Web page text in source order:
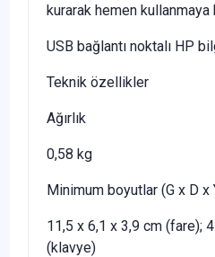
kurarak hemen
USB bağlantı noktalı HP
Teknik özellikler
Ağırlık
0,58 kg
Minimum boyutlar (G x D x
11,5 x 6,1 x 3,9 cm (fare);
(klavye)